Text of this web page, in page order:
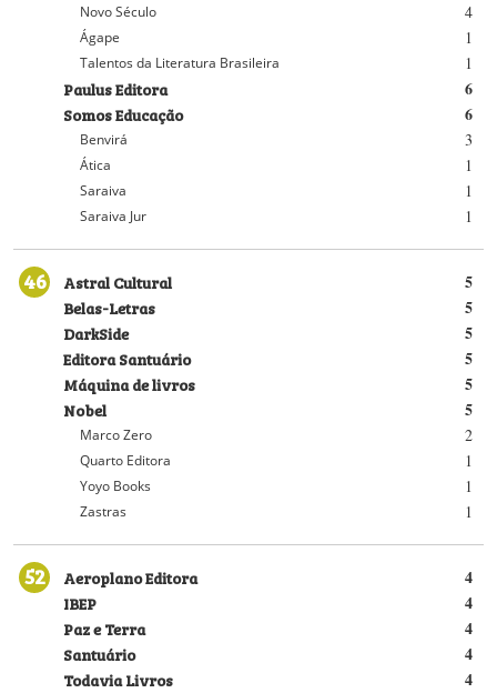
4
Novo Século
1
Ágape
1
Talentos da Literatura Brasileira
6
Paulus Editora
6
Somos Educação
3
Benvirá
1
Ática
1
Saraiva
1
Saraiva Jur
46 5
Astral Cultural
5
Belas-Letras
5
DarkSide
5
Editora Santuário
5
Máquina de livros
5
Nobel
2
Marco Zero
1
Quarto Editora
1
Yoyo Books
1
Zastras
52 4
Aeroplano Editora
4
IBEP
4
Paz e Terra
4
Santuário
4
Todavia Livros